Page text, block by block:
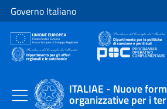
Vai al contenuto
Vai alla navigazione del sito
Governo Italiano
ITALIAE - Nuove
organizzative per i